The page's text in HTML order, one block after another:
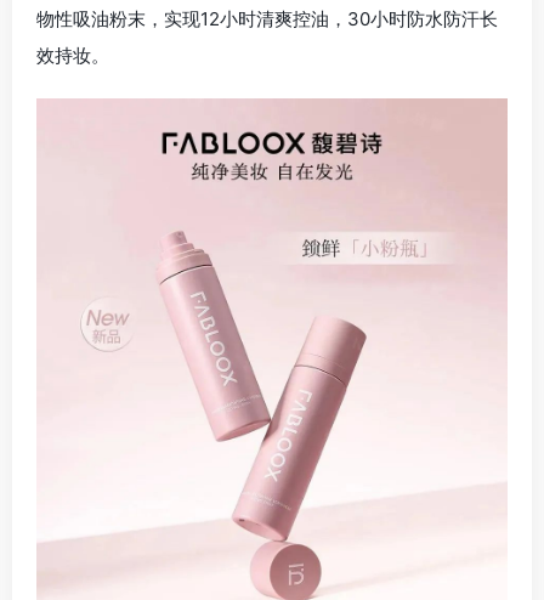
物性吸油粉末，实现12小时清爽控油，30小时防水防汗长
效持妆。